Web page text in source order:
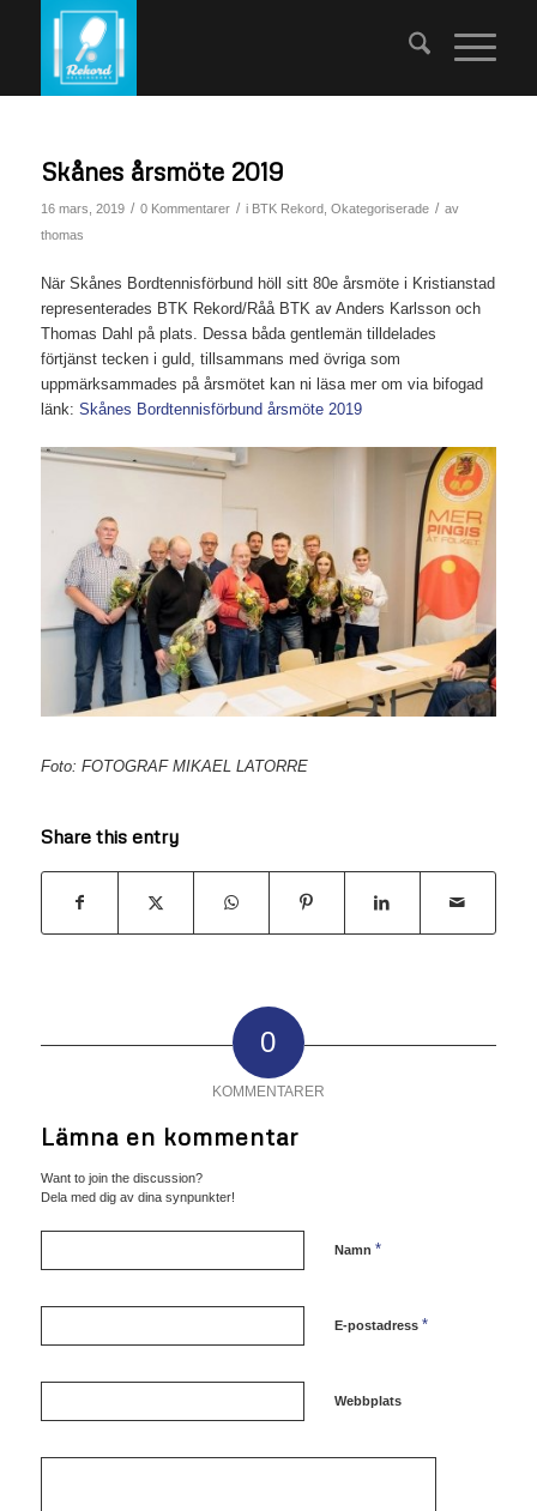
Skånes årsmöte 2019
16 mars, 2019 / 0 Kommentarer / i BTK Rekord, Okategoriserade / av
thomas
När Skånes Bordtennisförbund höll sitt 80e årsmöte i Kristianstad
representerades BTK Rekord/Råå BTK av Anders Karlsson och
Thomas Dahl på plats. Dessa båda gentlemän tilldelades
förtjänst tecken i guld, tillsammans med övriga som
uppmärksammades på årsmötet kan ni läsa mer om via bifogad
länk: Skånes Bordtennisförbund årsmöte 2019
Foto: FOTOGRAF MIKAEL LATORRE
Share this entry
0
KOMMENTARER
Lämna en kommentar
Want to join the discussion?
Dela med dig av dina synpunkter!
Namn *
E-postadress *
Webbplats